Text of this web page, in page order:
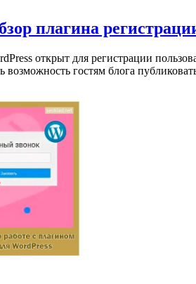
плагина
открыт для регистрации
возможность гостям блога